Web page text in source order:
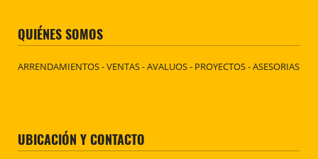
QUIÉNES SOMOS
ARRENDAMIENTOS - VENTAS - AVALUOS - PROYECTOS - ASESORIAS
UBICACIÓN Y CONTACTO